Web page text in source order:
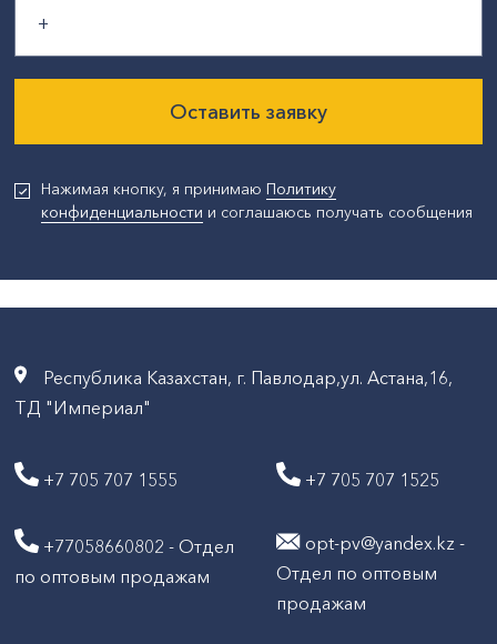
Оставить заявку
Нажимая кнопку, я принимаю Политику
конфиденциальности и соглашаюсь получать сообщения
Республика Казахстан, г. Павлодар,ул. Астана,16,
ТД "Империал"
+7 705 707 1555 +7 705 707 1525
+77058660802 - Отдел
по оптовым продажам
opt-pv@yandex.kz -
Отдел по оптовым
продажам